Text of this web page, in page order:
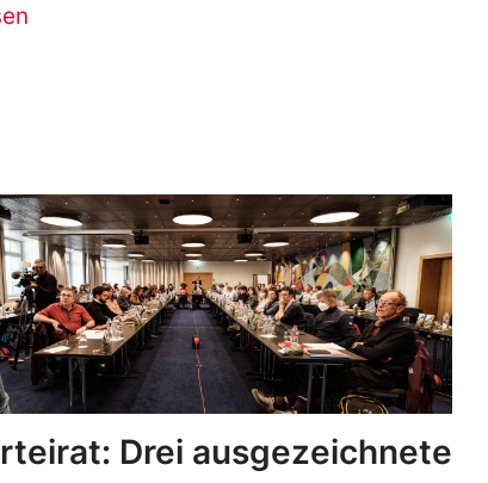
Drei ausgezeichnete